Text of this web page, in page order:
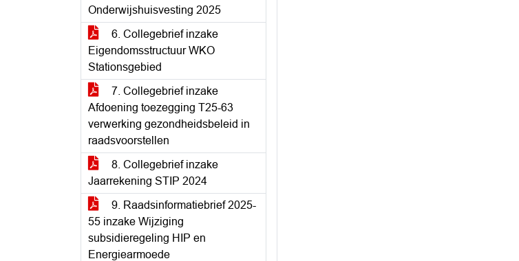
Onderwijshuisvesting 2025
6. Collegebrief inzake
Eigendomsstructuur WKO
Stationsgebied
7. Collegebrief inzake
Afdoening toezegging T25-63
verwerking gezondheidsbeleid in
raadsvoorstellen
8. Collegebrief inzake
Jaarrekening STIP 2024
9. Raadsinformatiebrief 2025-
55 inzake Wijziging
subsidieregeling HIP en
Energiearmoede